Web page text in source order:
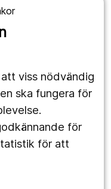
viss nödvändig
ska fungera för
för
för att